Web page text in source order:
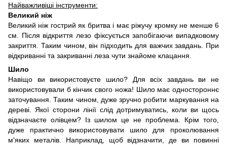
Найважливіші інструменти:
Великий ніж
Великий ніж гострий як бритва і має ріжучу кромку не менше 6
см. Після відкриття лезо фіксується запобігаючи випадковому
закриття. Таким чином, він підходить для важчих завдань. При
відкриванні та закриванні леза чути знайоме клацання.
Шило
Навіщо ви використовуєте шило? Для всіх завдань ви не
використовували б кінчик свого ножа! Шило має одностороннє
заточування. Таким чином, дуже зручно робити маркування на
дереві. Якої сторони лінії слід дотримуватись, коли ви щось
відзначаєте олівцем? Із шилом це не проблема. Крім того,
дуже практично використовувати шило для проколювання
м'яких металів. Наприклад, щоб відзначити, де ви повинні